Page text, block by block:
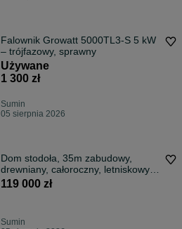
Falownik Growatt 5000TL3-S 5 kW
– trójfazowy, sprawny
Używane
1 300 zł
Sumin
05 sierpnia 2026
Dom stodoła, 35m zabudowy,
drewniany, całoroczny, letniskowy,
ROD
119 000 zł
Sumin